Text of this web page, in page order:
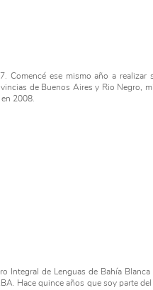
Comencé ese mismo año a realizar
de Buenos Aires y Rio Negro,
2008.
Integral de Lenguas de Bahía
Hace quince años que soy parte